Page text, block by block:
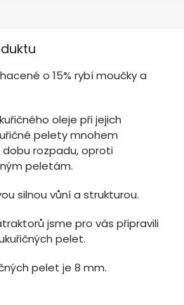
o 15% rybí moučky a
oleje při jejich
pelety mnohem
rozpadu, oproti
peletám.
silnou vůní a strukturou.
jsme pro vás připravili
pelet.
pelet je 8 mm.